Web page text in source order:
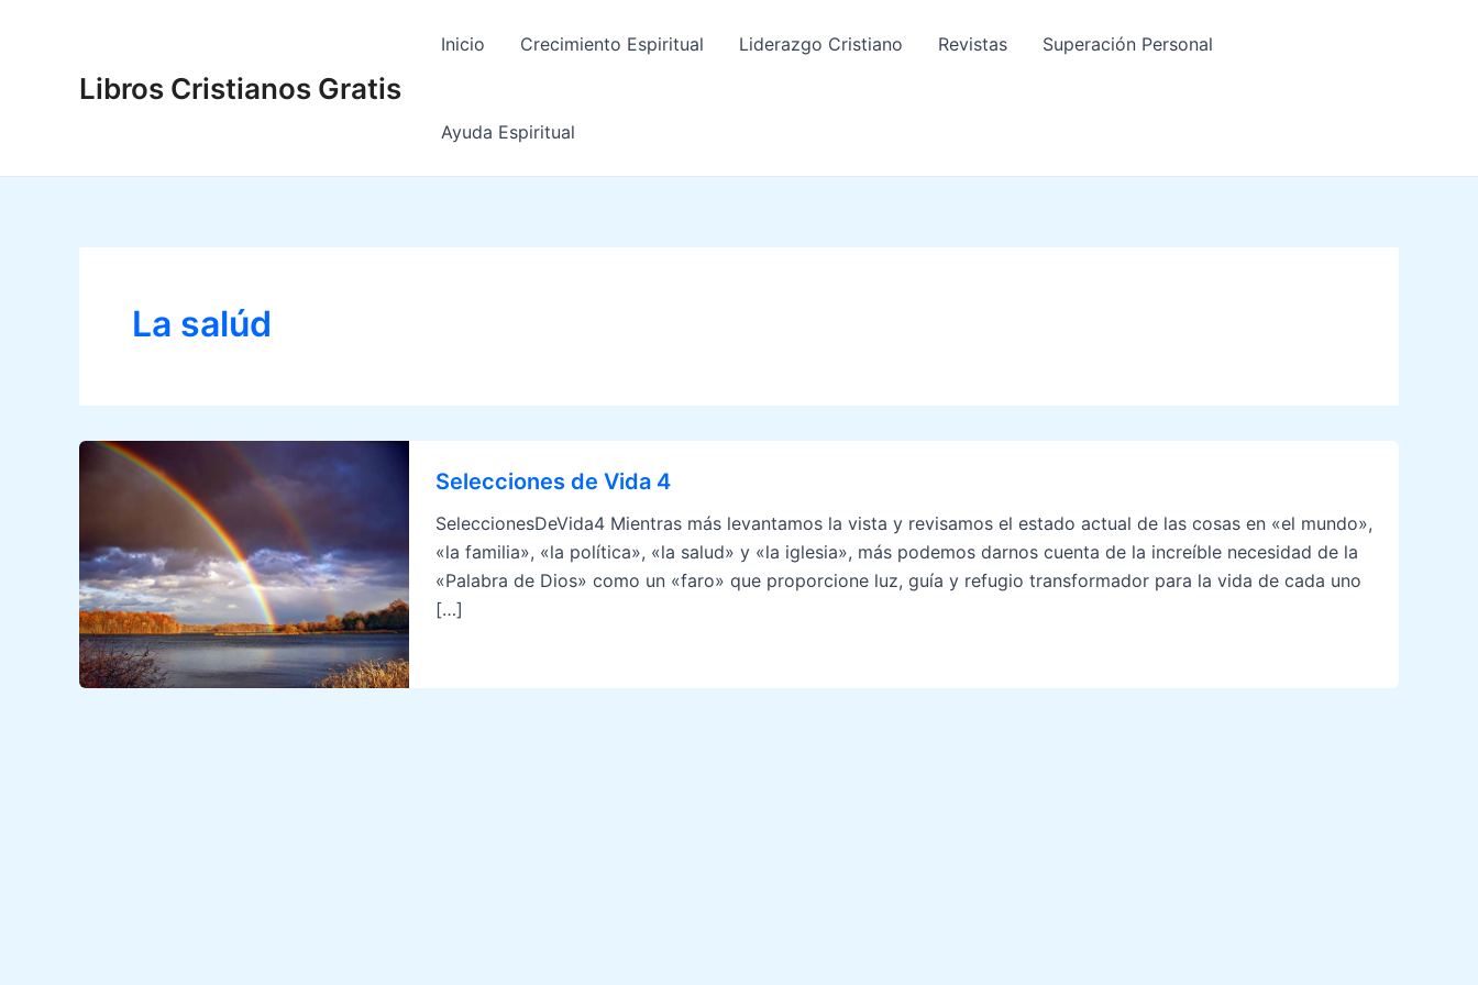
Libros Cristianos Gratis
Inicio Crecimiento Espiritual Liderazgo Cristiano Revistas Superación Personal
Ayuda Espiritual
La salúd
Selecciones de Vida 4
SeleccionesDeVida4 Mientras más levantamos la vista y revisamos el estado actual de las cosas en «el mundo»,
«la familia», «la política», «la salud» y «la iglesia», más podemos darnos cuenta de la increíble necesidad de la
«Palabra de Dios» como un «faro» que proporcione luz, guía y refugio transformador para la vida de cada uno
[…]